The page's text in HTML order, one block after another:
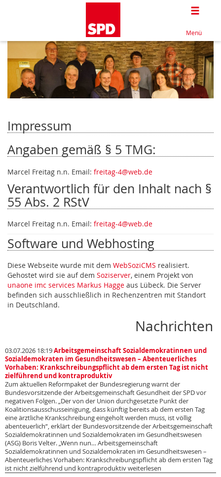
Menü
Impressum
Angaben gemäß § 5 TMG:
Marcel Freitag n.n. Email: freitag-4@web.de
Verantwortlich für den Inhalt nach §
55 Abs. 2 RStV
Marcel Freitag n.n. Email: freitag-4@web.de
Software und Webhosting
Diese Webseite wurde mit dem WebSoziCMS realisiert.
Gehostet wird sie auf dem Soziserver, einem Projekt von
unaone imc services Markus Hagge aus Lübeck. Die Server
befinden sich ausschließlich in Rechenzentren mit Standort
in Deutschland.
Nachrichten
03.07.2026 18:19Arbeitsgemeinschaft Sozialdemokratinnen und
Sozialdemokraten im Gesundheitswesen – Abenteuerliches
Vorhaben: Krankschreibungspflicht ab dem ersten Tag ist nicht
zielführend und kontraproduktiv
Zum aktuellen Reformpaket der Bundesregierung warnt der
Bundesvorsitzende der Arbeitsgemeinschaft Gesundheit der SPD vor
negativen Folgen. „Der von der Union durchgesetzte Punkt der
Koalitionsausschusseinigung, dass künftig bereits ab dem ersten Tag
eine ärztliche Krankschreibung eingeholt werden muss, ist völlig
abenteuerlich“, erklärt der Bundesvorsitzende der Arbeitsgemeinschaft
Sozialdemokratinnen und Sozialdemokraten im Gesundheitswesen
(ASG) Boris Velter. „Wenn nun… Arbeitsgemeinschaft
Sozialdemokratinnen und Sozialdemokraten im Gesundheitswesen –
Abenteuerliches Vorhaben: Krankschreibungspflicht ab dem ersten Tag
ist nicht zielführend und kontraproduktiv weiterlesen